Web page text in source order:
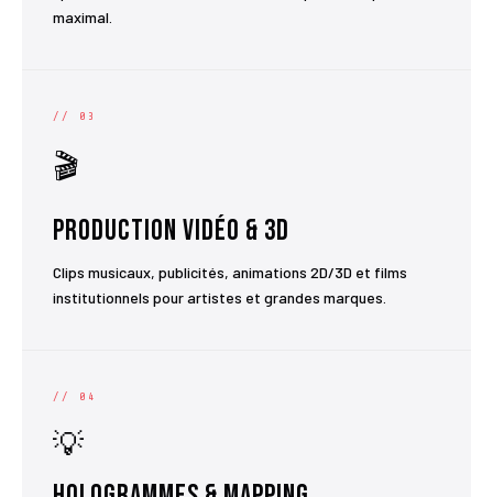
maximal.
// 03
🎬
Production Vidéo & 3D
Clips musicaux, publicités, animations 2D/3D et films
institutionnels pour artistes et grandes marques.
// 04
💡